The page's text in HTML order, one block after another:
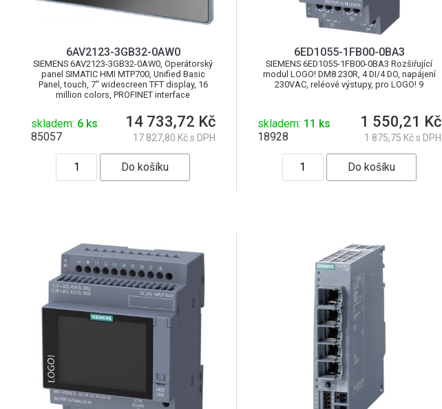
6AV2123-3GB32-0AW0
SIEMENS 6AV2123-3GB32-0AW0, Operátorský
panel SIMATIC HMI MTP700, Unified Basic
Panel, touch, 7" widescreen TFT display, 16
million colors, PROFINET interface
skladem: 6 ks
85057
14 733,72 Kč
17 827,80 Kč s DPH
6ED1055-1FB00-0BA3
SIEMENS 6ED1055-1FB00-0BA3 Rozšiřující
modul LOGO! DM8 230R, 4 DI/4 DO, napájení
230VAC, reléové výstupy, pro LOGO! 9
skladem: 11 ks
18928
1 550,21 Kč
1 875,75 Kč s DPH